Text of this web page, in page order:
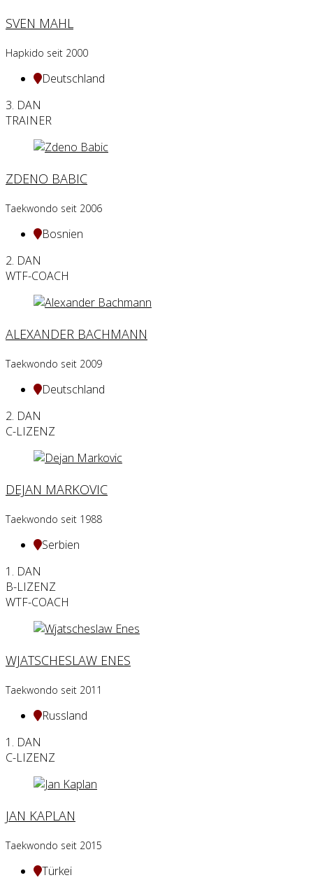
SVEN MAHL
Hapkido seit 2000
Deutschland
3. DAN
TRAINER
ZDENO BABIC
Taekwondo seit 2006
Bosnien
2. DAN
WTF-COACH
ALEXANDER BACHMANN
Taekwondo seit 2009
Deutschland
2. DAN
C-LIZENZ
DEJAN MARKOVIC
Taekwondo seit 1988
Serbien
1. DAN
B-LIZENZ
WTF-COACH
WJATSCHESLAW ENES
Taekwondo seit 2011
Russland
1. DAN
C-LIZENZ
JAN KAPLAN
Taekwondo seit 2015
Türkei